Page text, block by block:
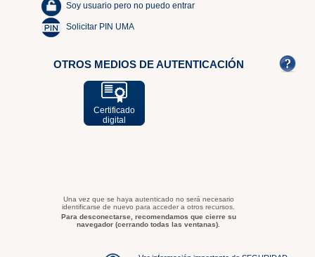
Soy usuario pero no puedo entrar
Solicitar PIN UMA
OTROS MEDIOS DE AUTENTICACIÓN
Certificado
digital
Una vez que se haya autenticado no será necesario
identificarse de nuevo para acceder a otros recursos.
Para desconectarse, recomendamos que cierre su
navegador (cerrando todas las ventanas).